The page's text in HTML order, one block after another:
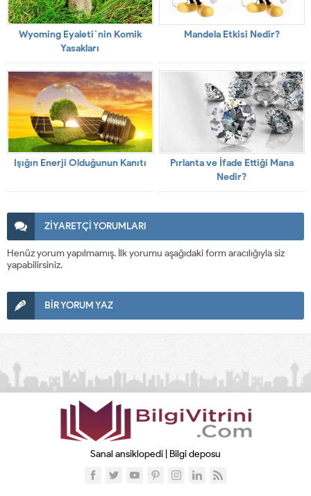
Wyoming Eyaleti`nin Komik
Yasakları
Mandela Etkisi Nedir?
Işığın Enerji Olduğunun Kanıtı
Pırlanta ve İfade Ettiği Mana
Nedir?
ZİYARETÇİ YORUMLARI
Henüz yorum yapılmamış. İlk yorumu aşağıdaki form aracılığıyla siz
yapabilirsiniz.
BİR YORUM YAZ
Sanal ansiklopedi | Bilgi deposu